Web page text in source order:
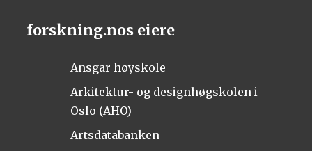
forskning.nos eiere
Ansgar høyskole
Arkitektur- og designhøgskolen i
Oslo (AHO)
Artsdatabanken